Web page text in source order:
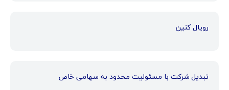
رویال کنین
تبدیل شرکت با مسئولیت محدود به سهامی خاص